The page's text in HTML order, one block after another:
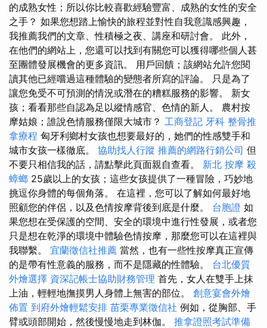
的成熟女性；所以你比較喜歡經驗豐富、成熟的女性的安全
之手？ 如果您想踏上愉快的旅程並對性自我意識感興趣，
我推薦我們的文章、性積極之夜、講座和研討會。 此外，
在他們的網站上，您還可以找到有關您可以獲得哪些個人甚
至團體發展機會的更多資訊。 用戶回饋；該網站允許您閱
讀其他已經嚐過這種體驗的變態者所寫的評論。 只是為了
讓您免受不可預測的情況或潛在的糟糕服務的影響。 新女
孩；看看那些自認為足以縱情感官、色情的新人。 農村按
摩姑娘；誰說色情服務僅限大城市？ 工商登記 牙科 整骨推
拿療程 匈牙利鄉村女孩也想要最好的，她們的性感雙手和
城市女孩一樣徹底。 協助找人行蹤 推薦的網路行銷公司 但
不要只相信我的話，請點擊此頁面親自查看。 新北 按摩 殺
蟑螂 25歲以上的女孩；這些女孩提供了一種冒險，巧妙地
挑逗你身體的每個角落。 在這裡，您可以了解如何最好地
照顧您的伴侶，以及色情按摩背後到底是什麼。 台胞證 如
果您想在受保護的空間、安全的環境中進行性發展，或者您
只是想在乾淨的環境中體驗色情按摩，那麼您可以在這裡與
我聯繫。 宜蘭徵信社推薦 當然，也有一些性按摩真正宣傳
的是帶有性意義的服務，而不是隱藏的性體驗。 台北優質
外燴選擇 資深記帳士協助財務管理 首先，女人在雙手上抹
上油，輕輕地撫摸男人身體上無害的部位。 創意宴會外燴
佈置 到府外燴輕鬆安排 苗栗專業徵信社 例如，從胸部、手
臂或頭部開始，然後慢慢地走到林伽。 推拿證照考試準備